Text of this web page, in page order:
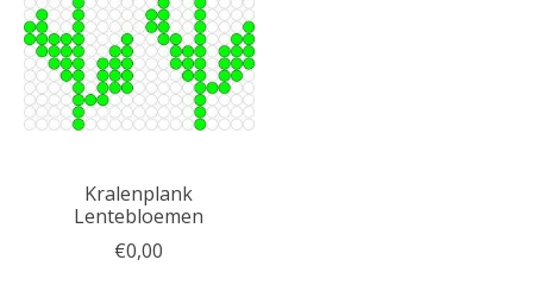
Kralenplank
Lentebloemen
€0,00